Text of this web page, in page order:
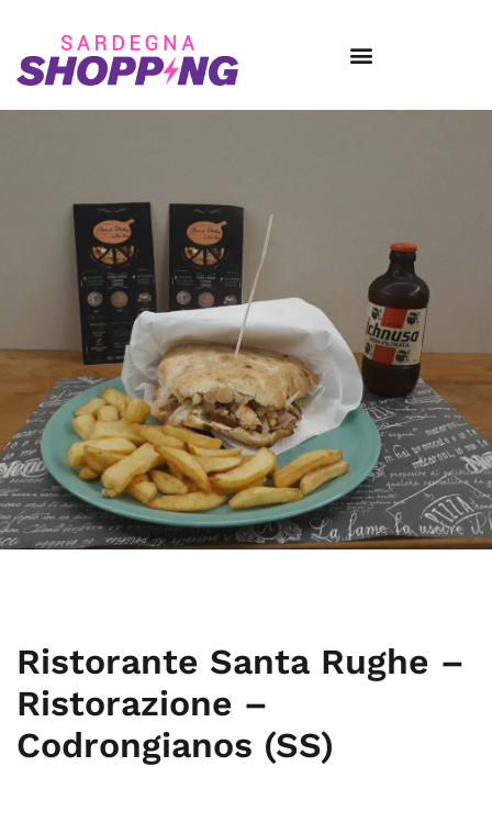
Ristorante Santa Rughe –
Ristorazione –
Codrongianos (SS)